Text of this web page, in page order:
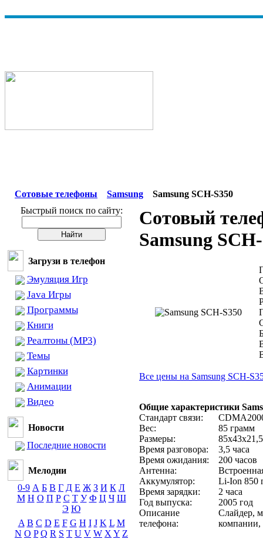
Сотовые телефоны Samsung
Samsung SCH-S350
Быстрый поиск по сайту:
Загрузи в телефон
Эмуляция Игр
Java Игры
Программы
Книги
Реалтоны (MP3)
Темы
Картинки
Анимации
Видео
Новости
Последние новости
Мелодии
0-9 А Б В Г Д Е Ж З И К Л
М Н О П Р С Т У Ф Ц Ч Ш
Э Ю
A B C D E F G H I J K L M
N O P Q R S T U V W X Y Z
Сотовый
Samsung
Все цены на Samsung SCH-
Общие характеристики
Стандарт связи:
Вес:
85 грамм
Размеры:
85х43х21,5
Время разговора:
3,5 часа
Время ожидания:
200 часов
Антенна:
Аккумулятор:
Li-Ion 850
Время зарядки:
2 часа
Год выпуска:
2005 год
Описание
телефона:
Слайдер,
компании,